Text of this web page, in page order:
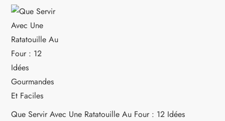
Que Servir Avec Une Ratatouille Au Four : 12 Idées